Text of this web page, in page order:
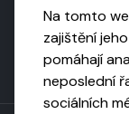
Na tomto
zajištění
pomáhají
neposlední
sociálních